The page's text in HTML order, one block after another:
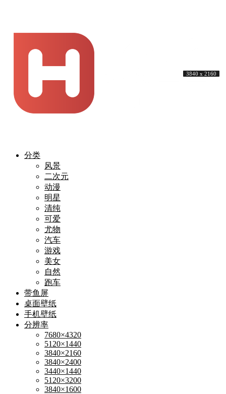
分类
风景
二次元
动漫
明星
清纯
可爱
尤物
汽车
游戏
美女
自然
跑车
带鱼屏
桌面壁纸
手机壁纸
分辨率
7680×4320
5120×1440
3840×2160
3840×2400
3440×1440
5120×3200
3840×1600
3840 x 2160
3965 x 2160
3840 x 2160
3840 x 2160
4526 x 2160
3840 x 2160
3840 x 2160
4244 x 2160
3840 x 2160
3840 x 2160